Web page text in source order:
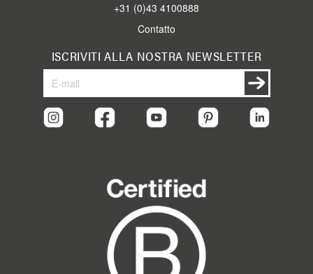
+31 (0)43 4100888
Contatto
ISCRIVITI ALLA NOSTRA NEWSLETTER
nostra
Newsletter
Iscriviti